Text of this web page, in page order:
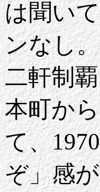
は聞い
ンなし
二軒制
本町か
て、
ぞ」感